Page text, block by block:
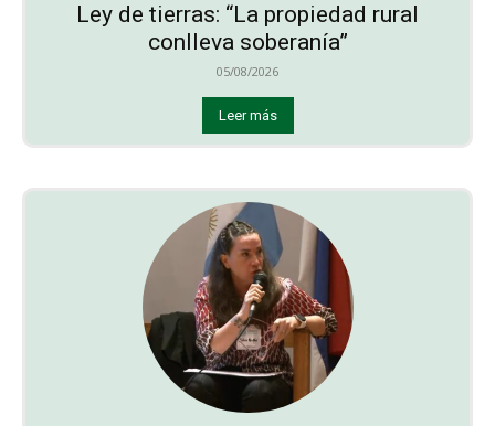
Ley de tierras: “La propiedad rural
conlleva soberanía”
05/08/2026
Leer más